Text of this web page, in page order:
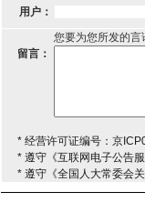
用户：
您要为您所发的言
留言：
* 经营许可证编号：京
* 遵守《互联网电子公告服
* 遵守《全国人大常委会